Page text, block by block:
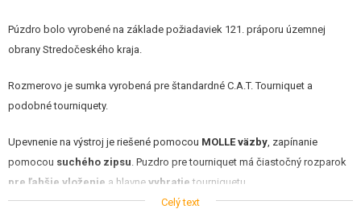
NOVÝ TOVAR
ZĽAVY, AKCIE
Púzdro bolo vyrobené na základe požiadaviek 121. práporu územnej
obrany Stredočeského kraja.
Rozmerovo je sumka vyrobená pre štandardné C.A.T. Tourniquet a
podobné tourniquety.
Upevnenie na výstroj je riešené pomocou MOLLE väzby, zapínanie
pomocou suchého zipsu. Puzdro pre tourniquet má čiastočný rozparok
pre ľahšie vloženie a hlavne vybratie tourniquetu.
Celý text